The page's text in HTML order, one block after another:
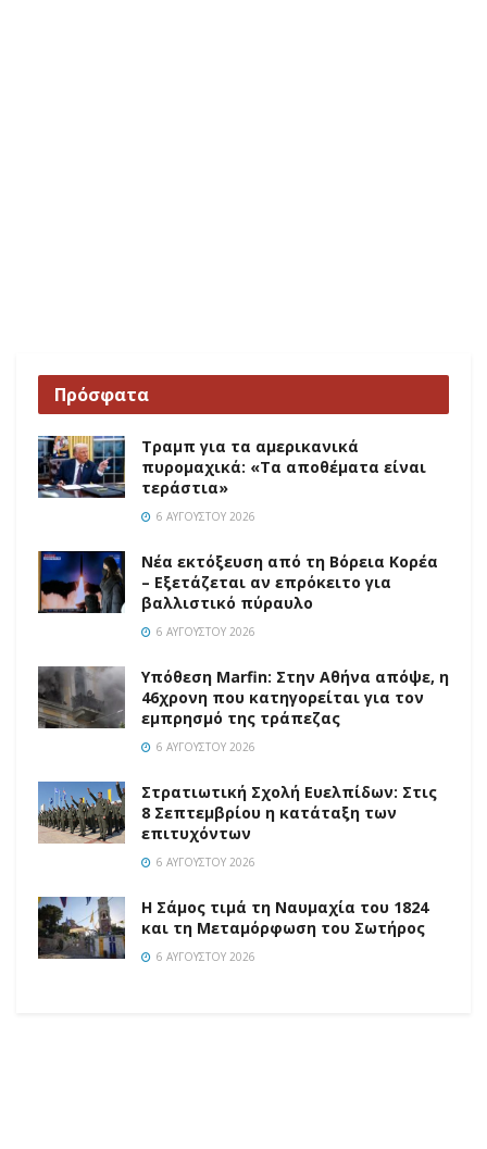
Πρόσφατα
Τραμπ για τα αμερικανικά
πυρομαχικά: «Τα αποθέματα είναι
τεράστια»
6 ΑΥΓΟΎΣΤΟΥ 2026
Νέα εκτόξευση από τη Βόρεια Κορέα
– Εξετάζεται αν επρόκειτο για
βαλλιστικό πύραυλο
6 ΑΥΓΟΎΣΤΟΥ 2026
Υπόθεση Marfin: Στην Αθήνα απόψε, η
46χρονη που κατηγορείται για τον
εμπρησμό της τράπεζας
6 ΑΥΓΟΎΣΤΟΥ 2026
Στρατιωτική Σχολή Ευελπίδων: Στις
8 Σεπτεμβρίου η κατάταξη των
επιτυχόντων
6 ΑΥΓΟΎΣΤΟΥ 2026
Η Σάμος τιμά τη Ναυμαχία του 1824
και τη Μεταμόρφωση του Σωτήρος
6 ΑΥΓΟΎΣΤΟΥ 2026